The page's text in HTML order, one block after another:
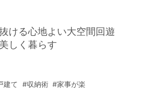
ける心地よい大空間回遊
しく暮らす
建て #収納術 #家事が楽